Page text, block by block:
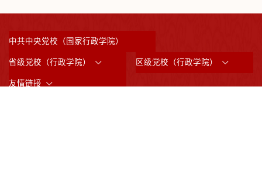
中共中央党校（国家行政学院）
省级党校（行政学院） 区级党校（行政学院）
友情链接